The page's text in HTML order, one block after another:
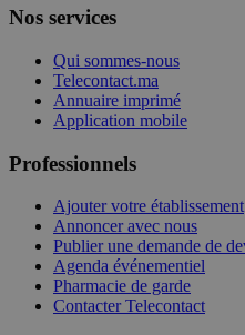
Nos services
Qui sommes-nous
Telecontact.ma
Annuaire imprimé
Application mobile
Professionnels
Ajouter votre établissement
Annoncer avec nous
Publier une demande de
Agenda événementiel
Pharmacie de garde
Contacter Telecontact